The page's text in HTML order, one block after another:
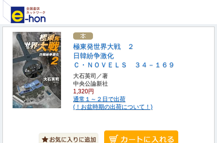
極東発世界大戦 ２
日韓紛争激化
Ｃ・ＮＯＶＥＬＳ ３４－１６９
大石英司／著
中央公論新社
1,320円
通常１～２日で出荷
(！お盆時期の出荷について！)